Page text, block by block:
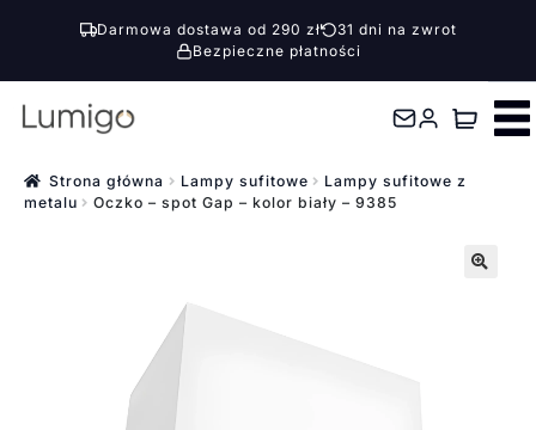
Darmowa dostawa od 290 zł
31 dni na zwrot
Bezpieczne płatności
Przejdź
nawigacji
Przejdź
treści Strona główna Lampy sufitowe
Lampy sufitowe z
metalu
Oczko – spot Gap – kolor biały – 9385